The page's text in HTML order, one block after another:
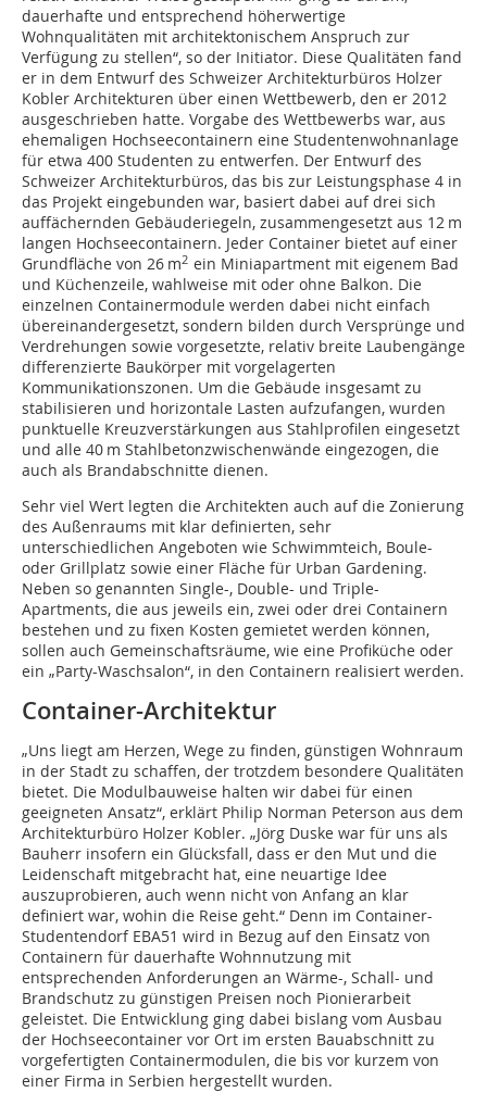
dauerhafte und entsprechend höherwertige
Wohnqualitäten mit architektonischem Anspruch zur
Verfügung zu stellen“, so der Initiator. Diese Qualitäten fand
er in dem Entwurf des Schweizer Architekturbüros Holzer
Kobler Architekturen über einen Wettbewerb, den er 2012
ausgeschrieben hatte. Vorgabe des Wettbewerbs war, aus
ehemaligen Hochseecontainern eine Studentenwohnanlage
für etwa 400 Studenten zu entwerfen. Der Entwurf des
Schweizer Architekturbüros, das bis zur Leistungsphase 4 in
das Projekt eingebunden war, basiert dabei auf drei sich
auffächernden Gebäuderiegeln, zusammengesetzt aus 12 m
langen Hochseecontainern. Jeder Container bietet auf einer
Grundfläche von 26 m2 ein Miniapartment mit eigenem Bad
und Küchenzeile, wahlweise mit oder ohne Balkon. Die
einzelnen Containermodule werden dabei nicht einfach
übereinandergesetzt, sondern bilden durch Versprünge und
Verdrehungen sowie vorgesetzte, relativ breite Laubengänge
differenzierte Baukörper mit vorgelagerten
Kommunikationszonen. Um die Gebäude insgesamt zu
stabilisieren und horizontale Lasten aufzufangen, wurden
punktuelle Kreuzverstärkungen aus Stahlprofilen eingesetzt
und alle 40 m Stahlbetonzwischenwände eingezogen, die
auch als Brandabschnitte dienen.
Sehr viel Wert legten die Architekten auch auf die Zonierung
des Außenraums mit klar definierten, sehr
unterschiedlichen Angeboten wie Schwimmteich, Boule-
oder Grillplatz sowie einer Fläche für Urban Gardening.
Neben so genannten Single-, Double- und Triple-
Apartments, die aus jeweils ein, zwei oder drei Containern
bestehen und zu fixen Kosten gemietet werden können,
sollen auch Gemeinschaftsräume, wie eine Profiküche oder
ein „Party-Waschsalon“, in den Containern realisiert werden.
Container-Architektur
„Uns liegt am Herzen, Wege zu finden, günstigen Wohnraum
in der Stadt zu schaffen, der trotzdem besondere Qualitäten
bietet. Die Modulbauweise halten wir dabei für einen
geeigneten Ansatz“, erklärt Philip Norman Peterson aus dem
Architekturbüro Holzer Kobler. „Jörg Duske war für uns als
Bauherr insofern ein Glücksfall, dass er den Mut und die
Leidenschaft mitgebracht hat, eine neuartige Idee
auszuprobieren, auch wenn nicht von Anfang an klar
definiert war, wohin die Reise geht.“ Denn im Container-
Studentendorf EBA51 wird in Bezug auf den Einsatz von
Containern für dauerhafte Wohnnutzung mit
entsprechenden Anforderungen an Wärme-, Schall- und
Brandschutz zu günstigen Preisen noch Pionierarbeit
geleistet. Die Entwicklung ging dabei bislang vom Ausbau
der Hochseecontainer vor Ort im ersten Bauabschnitt zu
vorgefertigten Containermodulen, die bis vor kurzem von
einer Firma in Serbien hergestellt wurden.